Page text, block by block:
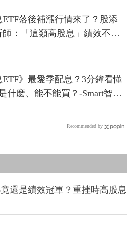
ETF落後補漲行情來了？股添
師：「這類高股息」績效不見
ETF》最愛季配息？3分鐘看懂
什麽、能不能買？-Smart智富
室
Recommended by
還是績效冠軍？重挫時高股息